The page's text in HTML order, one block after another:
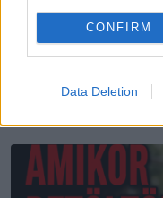
CONFIRM
Data Deletion
karmája